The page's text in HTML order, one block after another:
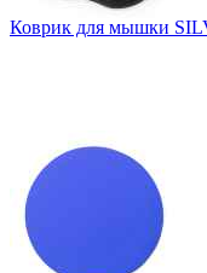
Коврик для мышки